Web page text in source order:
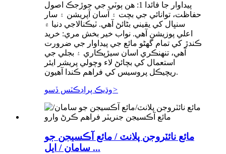
پيداوار جا فائدا 1: هن ٻوٽي جي جوڙجڪ اصول
حفاظت، توانائي جي بچت ۽ آسان آپريشن ۽ سار
سنڀال کي يقيني بڻائڻ آهي. ٽيڪنالاجي دنيا ۾
اعلي پوزيشن آهي. نواب خير بخش مري: خريد
ڪندڙ کي تمام گهڻو مائع جي پيداوار جي ضرورت
آهي، تنهنڪري اسان سيڙپڪاري ۽ بجلي جي
استعمال کي بچائڻ لاء وچولي پريشر ايئر
ريچيڪل پروسيس کي فراهم ڪندا آهيون.
وڌيڪ پراڊڪٽس ڏسو>
مائع نائٽروجن پلانٽ / مائع آڪسيجن جو
سامان / ايل ...